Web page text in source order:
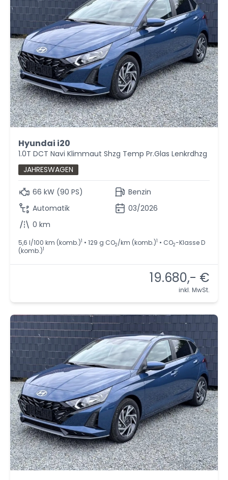
Hyundai i20
1.0T DCT Navi Klimmaut Shzg Temp Pr.Glas Lenkrdhzg
JAHRESWAGEN
66 kW (90 PS)
Automatik
0 km
Benzin
03/2026
5,6 l/100 km (komb.)1 • 129 g CO2/km (komb.)1 • CO2-Klasse D
(komb.)1
19.680,- €
inkl. MwSt.